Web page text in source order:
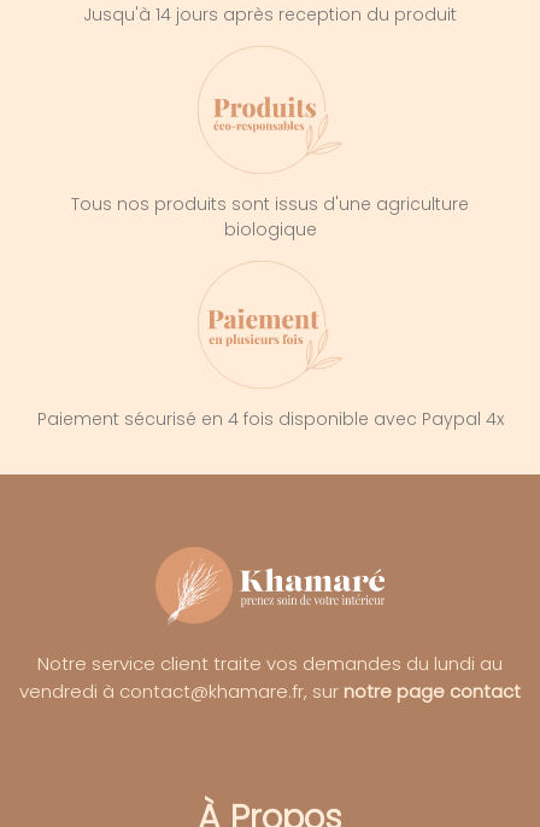
Jusqu'à 14 jours après reception du produit
Tous nos produits sont issus d'une agriculture
biologique
Paiement sécurisé en 4 fois disponible avec Paypal 4x
Notre service client traite vos demandes du lundi au
vendredi à contact@khamare.fr, sur notre page contact
À Propos